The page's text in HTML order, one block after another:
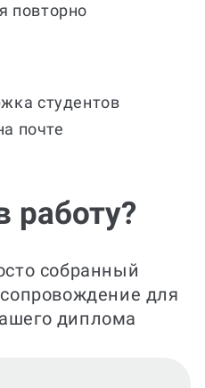
повторно
студентов
почте
работу?
собранный
для
диплома